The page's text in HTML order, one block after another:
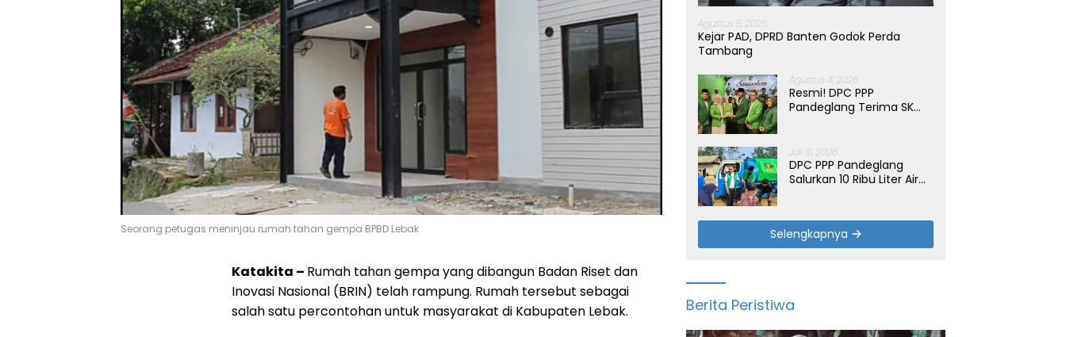
Seorang petugas meninjau rumah tahan gempa BPBD Lebak
Katakita – Rumah tahan gempa yang dibangun Badan Riset dan
Inovasi Nasional (BRIN) telah rampung. Rumah tersebut sebagai
salah satu percontohan untuk masyarakat di Kabupaten Lebak.
Agustus 5, 2026
Kejar PAD, DPRD Banten Godok Perda
Tambang
Agustus 4, 2026
Resmi! DPC PPP
Pandeglang Terima SK
Juli 31, 2026
DPC PPP Pandeglang
Salurkan 10 Ribu Liter Air
Patia
Selengkapnya
Berita Peristiwa